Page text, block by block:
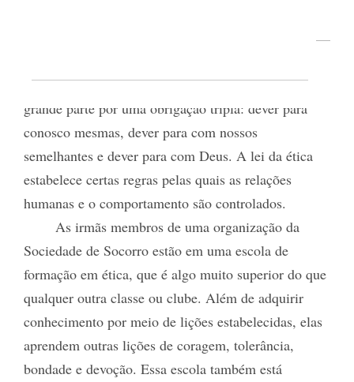
A vida de cada uma de nós é governada em
grande parte por uma obrigação tripla: dever para
conosco mesmas, dever para com nossos
semelhantes e dever para com Deus. A lei da ética
estabelece certas regras pelas quais as relações
humanas e o comportamento são controlados.
As irmãs membros de uma organização da
Sociedade de Socorro estão em uma escola de
formação em ética, que é algo muito superior do que
qualquer outra classe ou clube. Além de adquirir
conhecimento por meio de lições estabelecidas, elas
aprendem outras lições de coragem, tolerância,
bondade e devoção. Essa escola também está